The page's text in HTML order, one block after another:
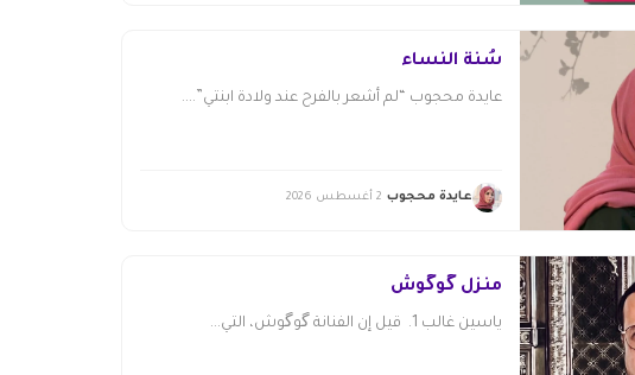
سُنّة النساء
عايدة محجوب “لم أشعر بالفرح عند ولادة ابنتي”....
عايدة محجوب 2 أغسطس 2026
منزل گوگوش
ياسين غالب 1. قيل إن الفنانة گوگوش، التي...